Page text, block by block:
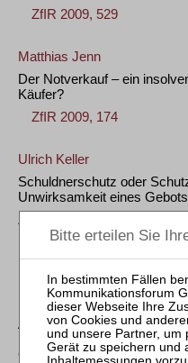
ZfIR 2009, 529
Matthias Jenn
Der Notverkauf – ein
Käufer?
ZfIR 2009, 174
Ulrich Keller
Schuldnerschutz oder
Unwirksamkeit eines
Zugleich Besprechung zu
1/08, ZfIR 2008, 684 – in
ZfIR 2008, 671
LG Frankfurt/M., Beschl. v.
Anspruch auf Absage
bei drohender
CoronaSchutzVO